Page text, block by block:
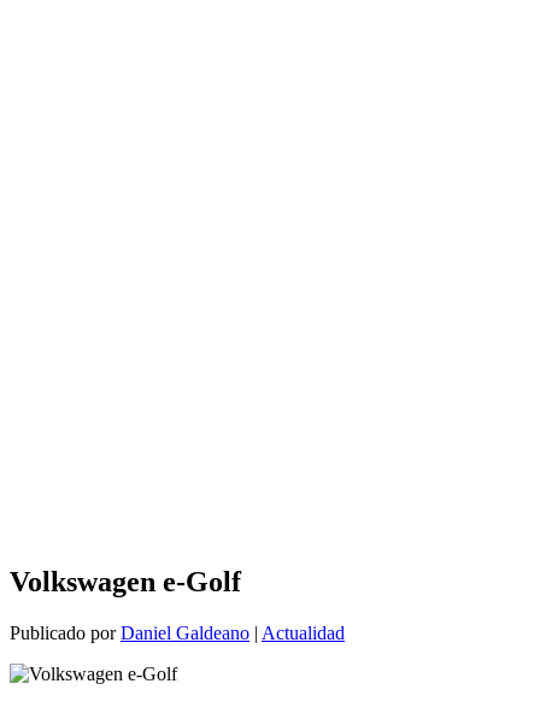
Volkswagen e-Golf
Publicado porDaniel Galdeano | Actualidad